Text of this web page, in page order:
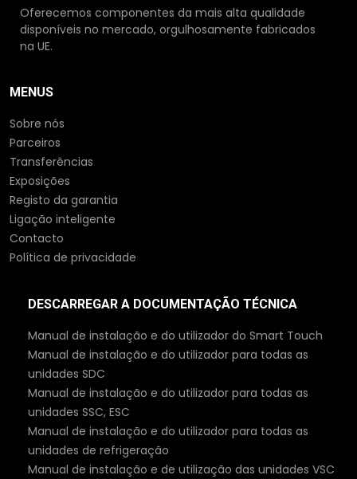
Oferecemos componentes da mais alta qualidade
disponíveis no mercado, orgulhosamente fabricados
na UE.
MENUS
Sobre nós
Parceiros
Transferências
Exposições
Registo da garantia
Ligação inteligente
Contacto
Política de privacidade
DESCARREGAR A DOCUMENTAÇÃO TÉCNICA
Manual de instalação e do utilizador do Smart Touch
Manual de instalação e do utilizador para todas as
unidades SDC
Manual de instalação e do utilizador para todas as
unidades SSC, ESC
Manual de instalação e do utilizador para todas as
unidades de refrigeração
Manual de instalação e de utilização das unidades VSC